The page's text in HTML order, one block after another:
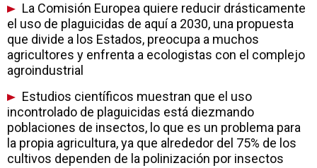
La Comisión Europea quiere reducir drásticamente
el uso de plaguicidas de aquí a 2030, una propuesta
que divide a los Estados, preocupa a muchos
agricultores y enfrenta a ecologistas con el complejo
agroindustrial
Estudios científicos muestran que el uso
incontrolado de plaguicidas está diezmando
poblaciones de insectos, lo que es un problema para
la propia agricultura, ya que alrededor del 75% de los
cultivos dependen de la polinización por insectos